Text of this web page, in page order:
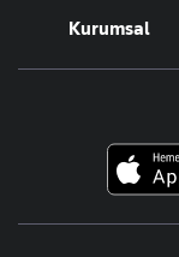
Teknoloji
Resmî Ilanlar
Foto Haber
Kurumsal
Hakkımızda
Künye